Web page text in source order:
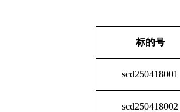
标的号
scd250418001
scd250418002